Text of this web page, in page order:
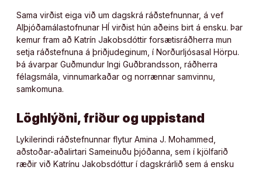
Sama virðist eiga við um dagskrá ráðstefnunnar, á vef
Alþjóðamálastofnunar HÍ virðist hún aðeins birt á ensku. Þar
kemur fram að Katrín Jakobsdóttir forsætisráðherra mun
setja ráðstefnuna á þriðjudeginum, í Norðurljósasal Hörpu.
Þá ávarpar Guðmundur Ingi Guðbrandsson, ráðherra
félagsmála, vinnumarkaðar og norrænnar samvinnu,
samkomuna.
Löghlýðni, friður og uppistand
Lykilerindi ráðstefnunnar flytur Amina J. Mohammed,
aðstoðar-aðalirtari Sameinuðu þjóðanna, sem í kjölfarið
ræðir við Katrínu Jakobsdóttur í dagskrárlið sem á ensku